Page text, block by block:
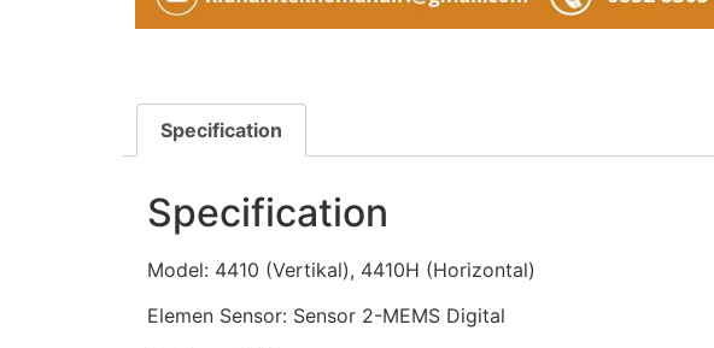
Specification
Specification
Model: 4410 (Vertikal), 4410H (Horizontal)
Elemen Sensor: Sensor 2-MEMS Digital